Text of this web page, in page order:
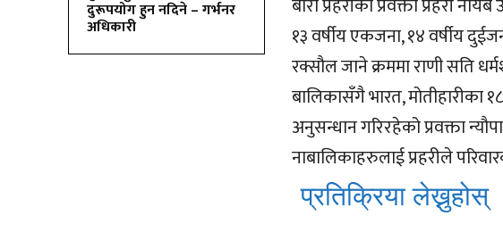
दुरूपयोग हुन नदिने – गर्भनर
अधिकारी
१३ वर्षीय एकजना, १४ वर्षीय
रक्सौल जाने क्रममा राणी सति
बालिकासँगै भारत, मोतीहारीका
अनुसन्धान गरिरहेको प्रवक्ता
नाबालिकाहरुलाई प्रहरीले
प्रतिक्रिया लेख्नुहोस्